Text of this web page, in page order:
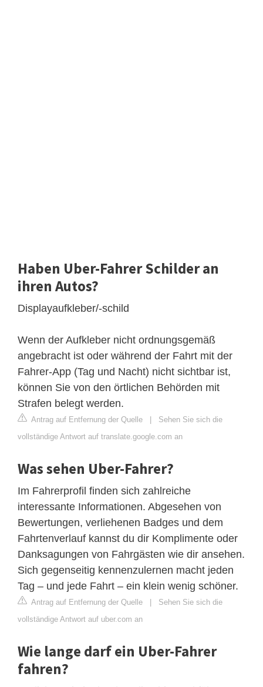
Haben Uber-Fahrer Schilder an
ihren Autos?
Displayaufkleber/-schild
Wenn der Aufkleber nicht ordnungsgemäß
angebracht ist oder während der Fahrt mit der
Fahrer-App (Tag und Nacht) nicht sichtbar ist,
können Sie von den örtlichen Behörden mit
Strafen belegt werden.
Antrag auf Entfernung der Quelle | Sehen Sie sich die
vollständige Antwort auf translate.google.com an
Was sehen Uber-Fahrer?
Im Fahrerprofil finden sich zahlreiche
interessante Informationen. Abgesehen von
Bewertungen, verliehenen Badges und dem
Fahrtenverlauf kannst du dir Komplimente oder
Danksagungen von Fahrgästen wie dir ansehen.
Sich gegenseitig kennenzulernen macht jeden
Tag – und jede Fahrt – ein klein wenig schöner.
Antrag auf Entfernung der Quelle | Sehen Sie sich die
vollständige Antwort auf uber.com an
Wie lange darf ein Uber-Fahrer
fahren?